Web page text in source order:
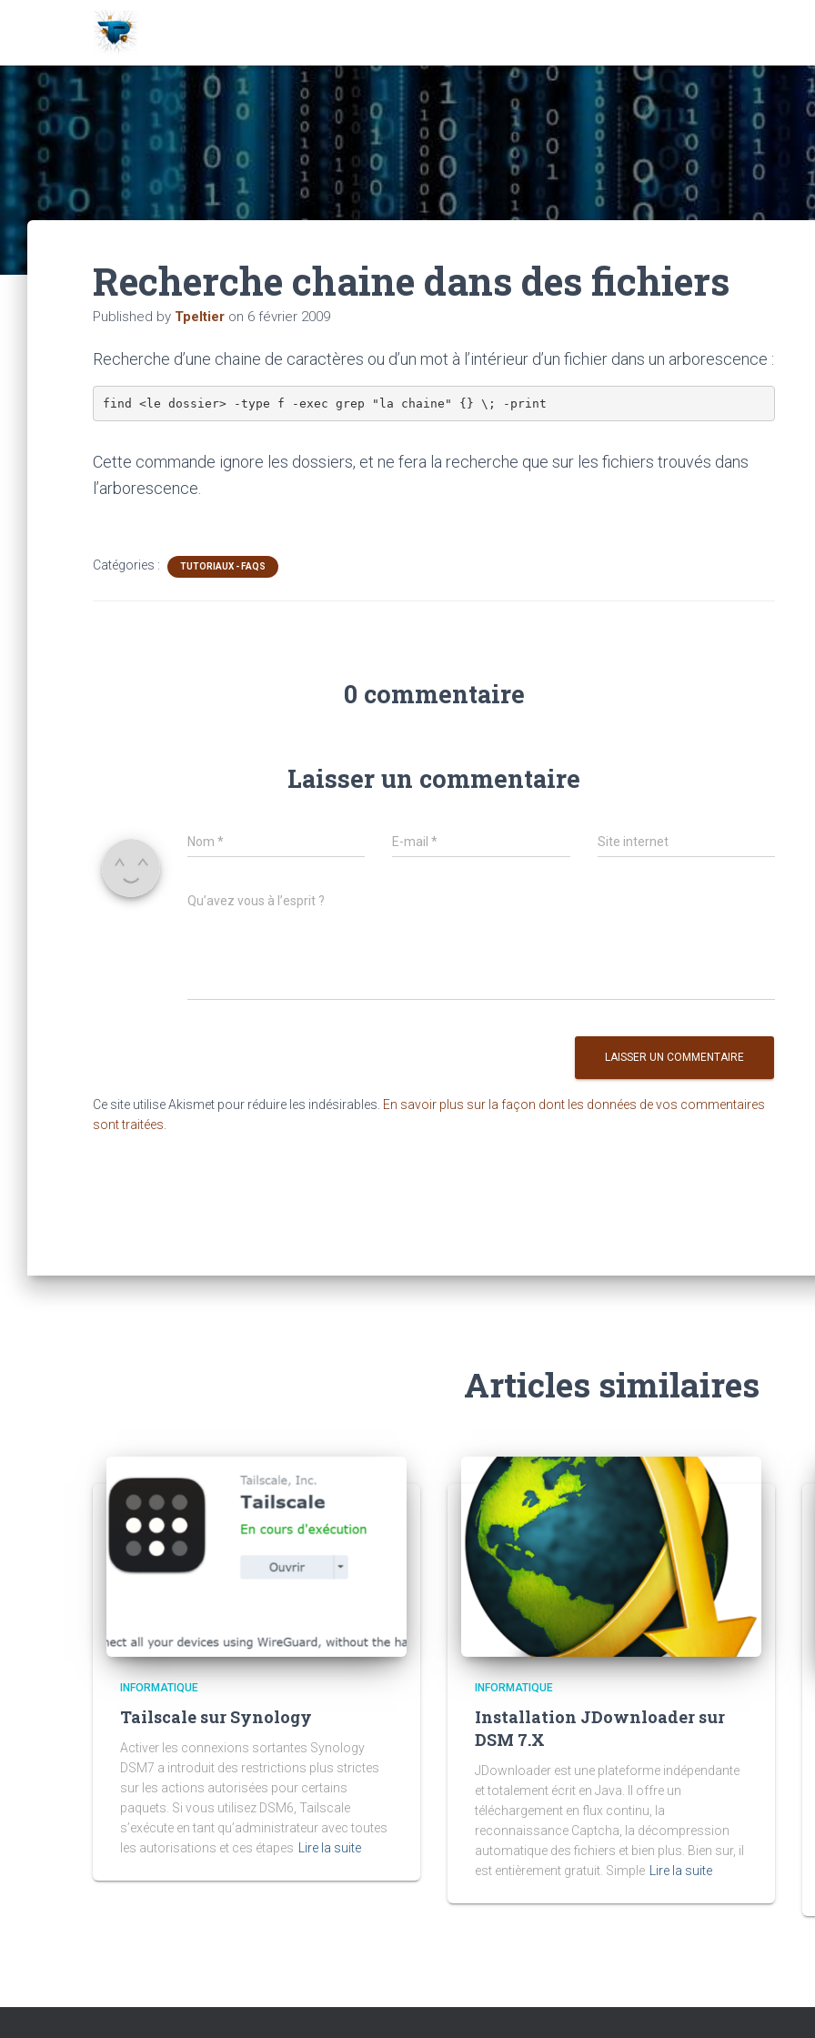
Recherche chaine dans des fichiers
Published by Tpeltier on 6 février 2009
Recherche d’une chaine de caractères ou d’un mot à l’intérieur d’un fichier dans un arborescence :
find <le dossier> -type f -exec grep "la chaine" {} \; -print
Cette commande ignore les dossiers, et ne fera la recherche que sur les fichiers trouvés dans
l’arborescence.
Catégories : TUTORIAUX - FAQS
0 commentaire
Laisser un commentaire
Nom * E-mail* Site internet
Qu’avez vous à l’esprit ?
Ce site utilise Akismet pour réduire les indésirables. En savoir plus sur la façon dont les données de vos commentaires
sont traitées
Articles similaires
INFORMATIQUE
Tailscale sur Synology
Activer les connexions sortantes Synology
DSM7 a introduit des restrictions plus strictes
sur les actions autorisées pour certains
paquets. Si vous utilisez DSM6, Tailscale
s’exécute en tant qu’administrateur avec toutes
les autorisations et ces étapes
Lire la suite
INFORMATIQUE
Installation JDownloader sur
DSM 7.X
JDownloader est une plateforme indépendante
et totalement écrit en Java. Il offre un
téléchargement en flux continu, la
reconnaissance Captcha, la décompression
automatique des fichiers et bien plus. Bien sur, il
est entièrement gratuit. Simple
Lire la suite